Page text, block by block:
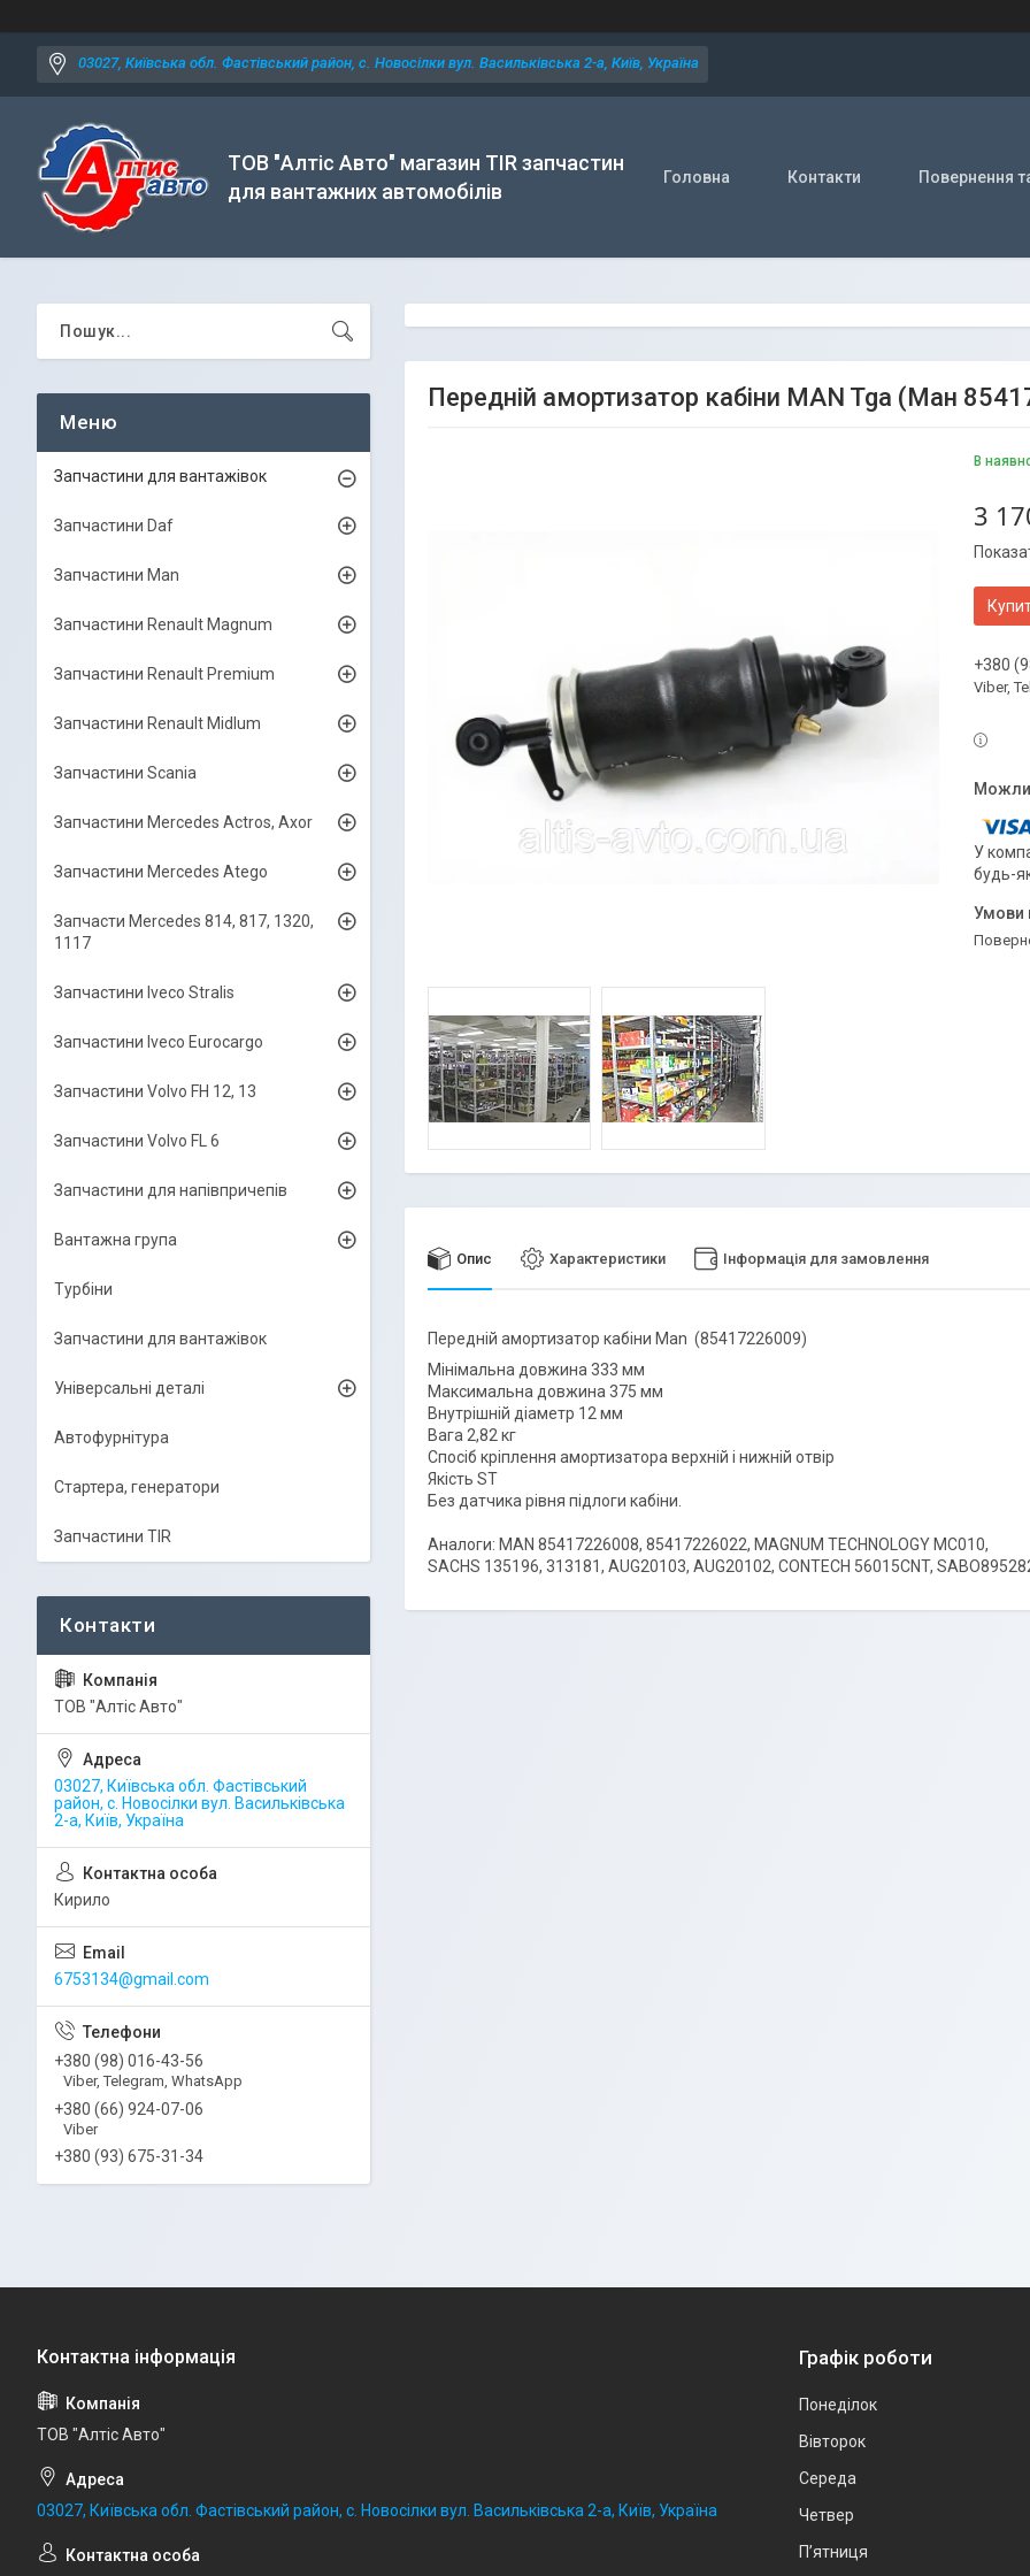
03027, Київська обл. Фастівський район, с. Новосілки вул. Васильківська 2-а, Київ, Україна
ТОВ "Алтіс Авто" магазин TIR запчастин
для вантажних автомобілів
Головна Контакти Повернення
Передній амортизатор кабіни MAN Tga (Ман
В
3
+380
Viber,
У
будь-
Опис Характеристики Інформація для замовлення
Передній амортизатор кабіни Man (85417226009)
Мінімальна довжина 333 мм
Максимальна довжина 375 мм
Внутрішній діаметр 12 мм
Вага 2,82 кг
Спосіб кріплення амортизатора верхній і нижній отвір
Якість ST
Без датчика рівня підлоги кабіни.
Аналоги: MAN 85417226008, 85417226022, MAGNUM TECHNOLOGY MC010,
SACHS 135196, 313181, AUG20103, AUG20102, СONTECH 56015CNT,
Запчастини для вантажівок
Запчастини Daf
Запчастини Man
Запчастини Renault Magnum
Запчастини Renault Premium
Запчастини Renault Midlum
Запчастини Scania
Запчастини Mercedes Actros, Axor
Запчастини Mercedes Atego
Запчасти Mercedes 814, 817, 1320,
1117
Запчастини Iveco Stralis
Запчастини Iveco Eurocargo
Запчастини Volvo FH 12, 13
Запчастини Volvo FL 6
Запчастини для напівпричепів
Вантажна група
Турбіни
Запчастини для вантажівок
Універсальні деталі
Автофурнітура
Стартера, генератори
Запчастини TIR
ТОВ "Алтіс Авто"
03027, Київська обл. Фастівський
район, с. Новосілки вул. Васильківська
2-а, Київ, Україна
Кирило
6753134@gmail.com
+380 (98) 016-43-56
Viber, Telegram, WhatsApp
+380 (66) 924-07-06
Viber
+380 (93) 675-31-34
ТОВ "Алтіс Авто"
03027, Київська обл. Фастівський район, с. Новосілки вул. Васильківська 2-а, Київ, Україна
Графік роботи
Понеділок
Вівторок
Середа
Четвер
Пʼятниця